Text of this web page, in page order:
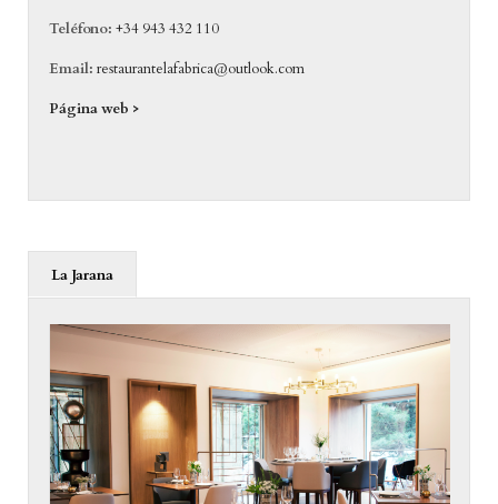
Teléfono:+34 943 432 110
Email: restaurantelafabrica@outlook.com
Página web >
La Jarana